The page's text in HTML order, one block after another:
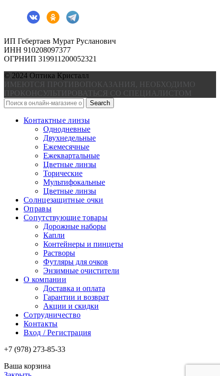
ИП Гебертаев Мурат Русланович
ИНН 910208097377
ОГРНИП 319911200052321
© 2024 Оптика Кристалл
ИМЕЮТСЯ ПРОТИВОПОКАЗАНИЯ, НЕОБХОДИМО
ПРОКОНСУЛЬТИРОВАТЬСЯ СО СПЕЦИАЛИСТОМ
Search
Контактные линзы
Однодневные
Двухнедельные
Ежемесячные
Ежеквартальные
Цветные линзы
Торические
Мультифокальные
Цветные линзы
Солнцезащитные очки
Оправы
Сопутствующие товары
Дорожные наборы
Капли
Контейнеры и пинцеты
Растворы
Футляры для очков
Энзимные очистители
О компании
Доставка и оплата
Гарантии и возврат
Акции и скидки
Сотрудничество
Контакты
Вход / Регистрация
+7 (978) 273-85-33
Ваша корзина